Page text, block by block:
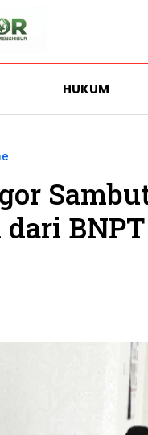
HUKUM
dari BNPT